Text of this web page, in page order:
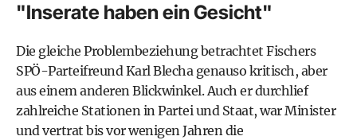
"Inserate haben ein Gesicht"
Die gleiche Problembeziehung betrachtet Fischers
SPÖ-Parteifreund Karl Blecha genauso kritisch, aber
aus einem anderen Blickwinkel. Auch er durchlief
zahlreiche Stationen in Partei und Staat, war Minister
und vertrat bis vor wenigen Jahren die